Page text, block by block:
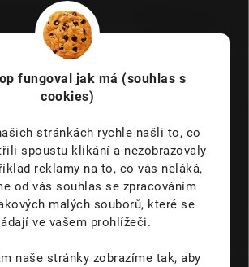
fungoval jak má (souhlas s
cookies)
stránkách rychle našli to, co
spoustu klikání a nezobrazovaly
reklamy na to, co vás neláká,
od vás souhlas se zpracováním
malých souborů, které se
ve vašem prohlížeči.
naše stránky zobrazíme tak, aby